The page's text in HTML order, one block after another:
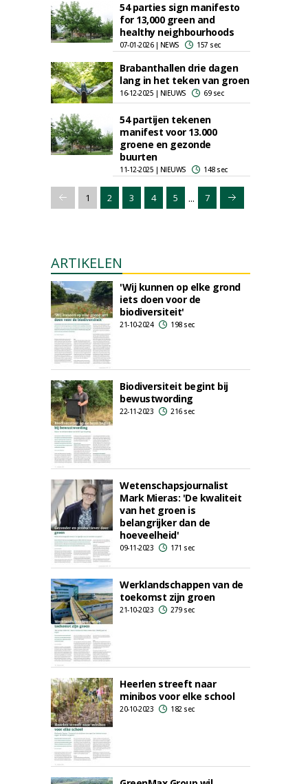
54 parties sign manifesto
for 13,000 green and
healthy neighbourhoods
07-01-2026 | NEWS 157 sec
Brabanthallen drie dagen
lang in het teken van groen
16-12-2025 | NIEUWS 69 sec
54 partijen tekenen
manifest voor 13.000
groene en gezonde
buurten
11-12-2025 | NIEUWS 148 sec
1 2 3 4 5 ... 7
ARTIKELEN
'Wij kunnen op elke grond
iets doen voor de
biodiversiteit'
21-10-2024 198 sec
Biodiversiteit begint bij
bewustwording
22-11-2023 216 sec
Wetenschapsjournalist
Mark Mieras: 'De kwaliteit
van het groen is
belangrijker dan de
hoeveelheid'
09-11-2023 171 sec
Werklandschappen van de
toekomst zijn groen
21-10-2023 279 sec
Heerlen streeft naar
minibos voor elke school
20-10-2023 182 sec